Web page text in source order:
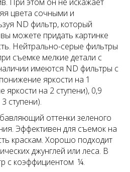
цвета сочными и
ND фильтр, который
можете придать картинке
Нейтрально-серые фильтры
съемке мелкие детали с
имеются ND фильтры с
яркости на 1
яркости на 2 ступени), 0,9
ступени).
оттенки зеленого
Эффективен для съемок на
краскам. Хорошо подходит
джунглей или леса. В
с коэффициентом ¼.